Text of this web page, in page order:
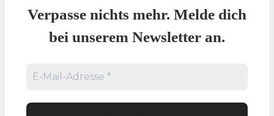
Verpasse nichts mehr. Melde dich
bei unserem Newsletter an.